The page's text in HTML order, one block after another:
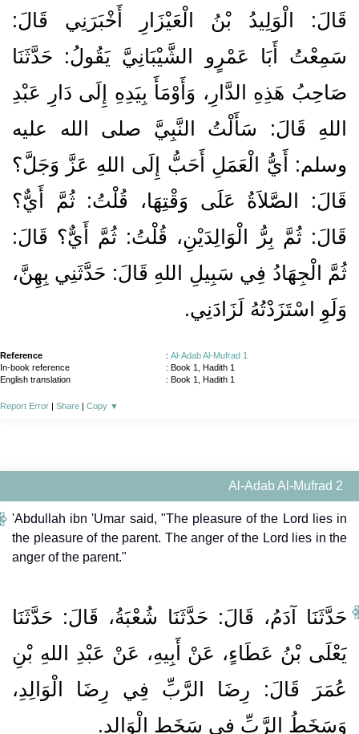
قَالَ‏:‏ الْوَلِيدُ بْنُ الْعَيْزَارِ أَخْبَرَنِي قَالَ‏:‏
سَمِعْتُ أَبَا عَمْرٍو الشَّيْبَانِيَّ يَقُولُ‏:‏ حَدَّثَنَا
صَاحِبُ هَذِهِ الدَّارِ، وَأَوْمَأَ بِيَدِهِ إِلَى دَارِ عَبْدِ
اللهِ قَالَ‏:‏ سَأَلْتُ النَّبِيَّ صلى الله عليه
وسلم‏:‏ أَيُّ الْعَمَلِ أَحَبُّ إِلَى اللهِ عَزَّ وَجَلَّ‏؟‏
قَالَ‏:‏ الصَّلاَةُ عَلَى وَقْتِهَا، قُلْتُ‏:‏ ثُمَّ أَيٌّ‏؟‏
قَالَ‏:‏ ثُمَّ بِرُّ الْوَالِدَيْنِ، قُلْتُ‏:‏ ثُمَّ أَيٌّ‏؟‏ قَالَ‏:‏
ثُمَّ الْجِهَادُ فِي سَبِيلِ اللهِ قَالَ‏:‏ حَدَّثَنِي بِهِنَّ،
وَلَوِ اسْتَزَدْتُهُ لَزَادَنِي‏.‏
Reference : Al-Adab Al-Mufrad 1
In-book reference
: Book 1, Hadith 1
English translation
: Book 1, Hadith 1
Report Error | Share | Copy ▼
Al-Adab Al-Mufrad 2
'Abdullah ibn 'Umar said, "The pleasure of the Lord lies in
the pleasure of the parent. The anger of the Lord lies in the
anger of the parent."
حَدَّثَنَا آدَمُ، قَالَ‏:‏ حَدَّثَنَا شُعْبَةُ، قَالَ‏:‏ حَدَّثَنَا
يَعْلَى بْنُ عَطَاءٍ، عَنْ أَبِيهِ، عَنْ عَبْدِ اللهِ بْنِ
عُمَرَ قَالَ‏:‏ رِضَا الرَّبِّ فِي رِضَا الْوَالِدِ،
وَسَخَطُ الرَّبِّ فِي سَخَطِ الْوَالِدِ‏.‏